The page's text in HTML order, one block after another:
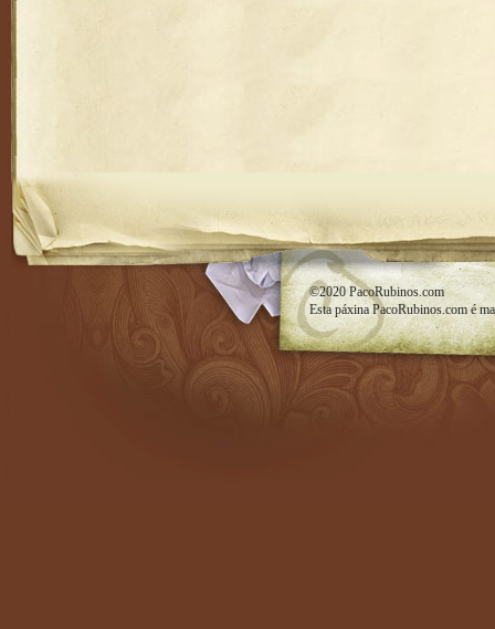
©2020PacoRubinos.com
Esta páxina PacoRubinos.com é
RSS feed